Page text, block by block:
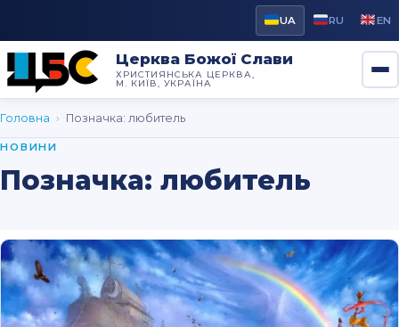
UA RU EN
Церква Божої Слави
ХРИСТИЯНСЬКА ЦЕРКВА,
М. КИЇВ, УКРАЇНА
Головна › Позначка: любитель
НОВИНИ
Позначка: любитель